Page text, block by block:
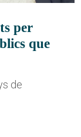
per
que
de